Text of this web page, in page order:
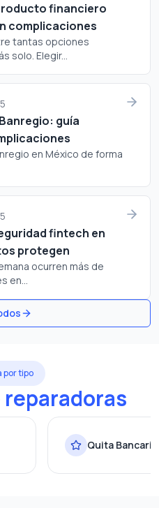
financiero
complicaciones
tantas opciones
solo. Elegir...
guía
en México de forma
fintech en
protegen
ocurren más de
en...
por tipo
reparadoras
Quita Bancaria